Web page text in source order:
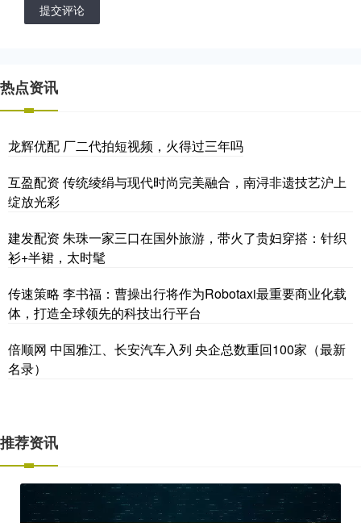
提交评论
热点资讯
龙辉优配 厂二代拍短视频，火得过三年吗
互盈配资 传统绫绢与现代时尚完美融合，南浔非遗技艺沪上
绽放光彩
建发配资 朱珠一家三口在国外旅游，带火了贵妇穿搭：针织
衫+半裙，太时髦
传速策略 李书福：曹操出行将作为Robotaxi最重要商业化载
体，打造全球领先的科技出行平台
倍顺网 中国雅江、长安汽车入列 央企总数重回100家（最新
名录）
推荐资讯